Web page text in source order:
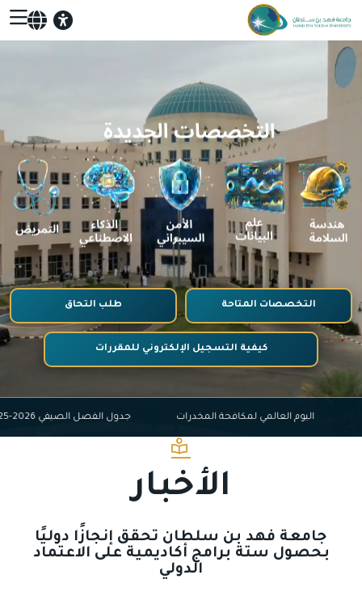
التخصصات المتاحة طلب التحاق
كيفية التسجيل الإلكتروني للمقررات
اليوم العالمي لمكافحة المخدرات جدول الفصل الصيفي 2026-2025
الأخبار
جامعة فهد بن سلطان تحقق إنجازًا دوليًا
بحصول ستة برامج أكاديمية على الاعتماد
الدولي